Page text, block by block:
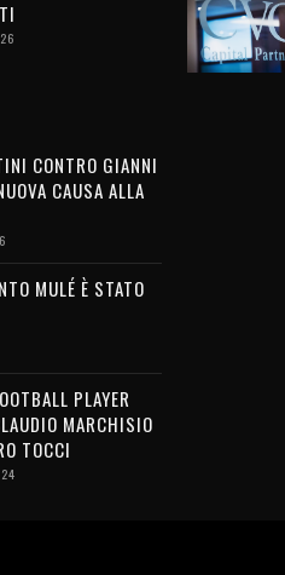
CONTRO GIANNI
CAUSA ALLA
MULÉ È STATO
PLAYER
MARCHISIO
TOCCI